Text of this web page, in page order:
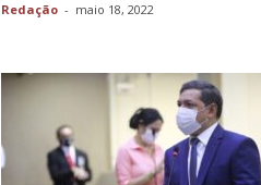
Redação - maio 18, 2022